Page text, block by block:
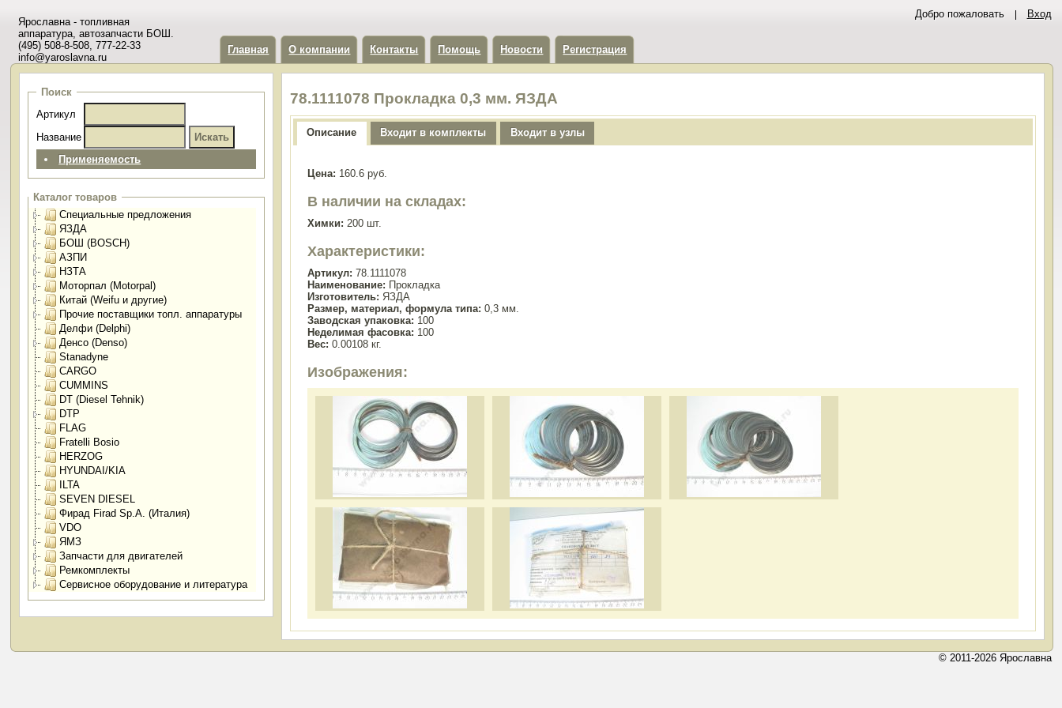
Добро пожаловать Вход
Ярославна - топливная
аппаратура, автозапчасти БОШ.
(495) 508-8-508, 777-22-33
info@yaroslavna.ru
Главная О компании Контакты Помощь Новости Регистрация
Поиск
Артикул
Название
Применяемость
Каталог товаров
Специальные предложения
ЯЗДА
БОШ (BOSCH)
АЗПИ
НЗТА
Моторпал (Motorpal)
Китай (Weifu и другие)
Прочие поставщики топл. аппаратуры
Делфи (Delphi)
Денсо (Denso)
Stanadyne
CARGO
CUMMINS
DT (Diesel Tehnik)
DTP
FLAG
Fratelli Bosio
HERZOG
HYUNDAI/KIA
ILTA
SEVEN DIESEL
Фирад Firad Sp.A. (Италия)
VDO
ЯМЗ
Запчасти для двигателей
Ремкомплекты
Сервисное оборудование и литература
78.1111078 Прокладка 0,3 мм. ЯЗДА
Описание Входит в комплекты Входит в узлы
Цена: 160.6 руб.
В наличии на складах:
Химки: 200 шт.
Характеристики:
Артикул: 78.1111078
Наименование: Прокладка
Изготовитель: ЯЗДА
Размер, материал, формула типа: 0,3 мм.
Заводская упаковка: 100
Неделимая фасовка: 100
Вес: 0.00108 кг.
Изображения:
© 2011-2026 Ярославна